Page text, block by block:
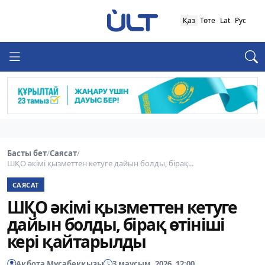
Қаз Төте Lat Рус
Басты бет/Саясат/
ШҚО әкімі қызметтен кетуге дайын болды, бірақ...
САЯСАТ
ШҚО әкімі қызметтен кетуге
дайын болды, бірақ өтініші
кері қайтарылды